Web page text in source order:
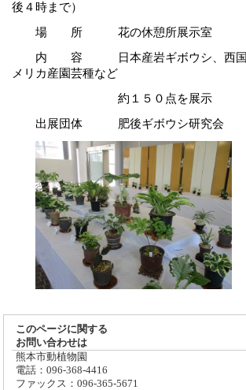
後４時まで）
場 所 花の休憩所展示室
内 容 日本産岩ギボウシ、西国岩
メリカ産園芸種など
約１５０点を展示
出展団体 肥後ギボウシ研究会
このページに関する
お問い合わせは
熊本市動植物園
電話：096-368-4416
ファックス：096-365-5671